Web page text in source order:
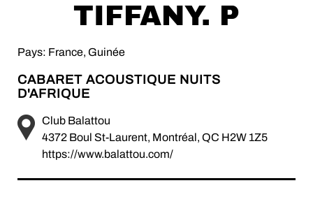
TIFFANY. P
Pays: France, Guinée
CABARET ACOUSTIQUE NUITS
D'AFRIQUE
Club Balattou
4372 Boul St-Laurent, Montréal, QC H2W 1Z5
https://www.balattou.com/